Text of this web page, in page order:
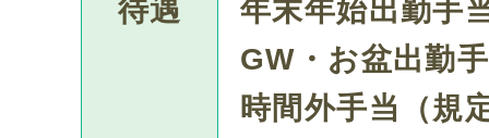
待遇
年末年始出勤手
GW・お盆出勤
時間外手当（規